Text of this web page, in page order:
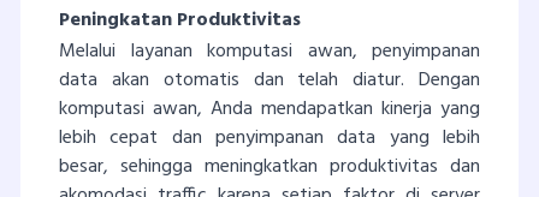
Peningkatan Produktivitas
Melalui layanan komputasi awan, penyimpanan
data akan otomatis dan telah diatur. Dengan
komputasi awan, Anda mendapatkan kinerja yang
lebih cepat dan penyimpanan data yang lebih
besar, sehingga meningkatkan produktivitas dan